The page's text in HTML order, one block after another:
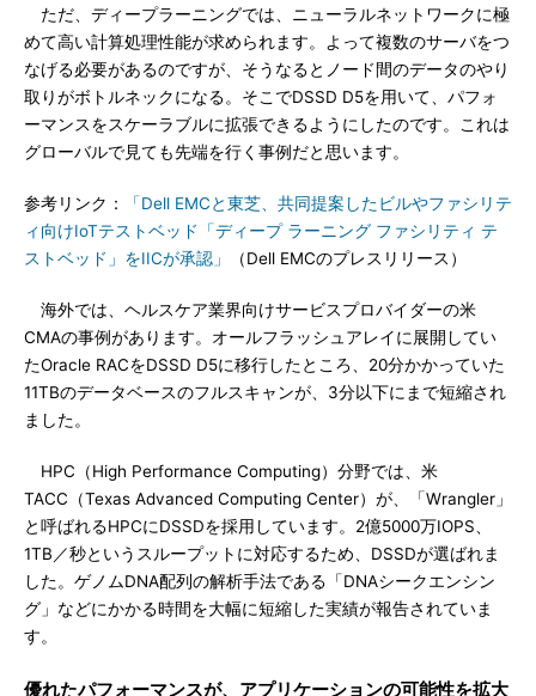
ただ、ディープラーニングでは、ニューラルネットワークに極
めて高い計算処理性能が求められます。よって複数のサーバをつ
なげる必要があるのですが、そうなるとノード間のデータのやり
取りがボトルネックになる。そこでDSSD D5を用いて、パフォ
ーマンスをスケーラブルに拡張できるようにしたのです。これは
グローバルで見ても先端を行く事例だと思います。
参考リンク：
「Dell EMCと東芝、共同提案したビルやファシリテ
ィ向けIoTテストベッド「ディープ ラーニング ファシリティ テ
ストベッド」をIICが承認」
（Dell EMCのプレスリリース）
海外では、ヘルスケア業界向けサービスプロバイダーの米
CMAの事例があります。オールフラッシュアレイに展開してい
たOracle RACをDSSD D5に移行したところ、20分かかっていた
11TBのデータベースのフルスキャンが、3分以下にまで短縮され
ました。
HPC（High Performance Computing）分野では、米
TACC（Texas Advanced Computing Center）が、「Wrangler」
と呼ばれるHPCにDSSDを採用しています。2億5000万IOPS、
1TB／秒というスループットに対応するため、DSSDが選ばれま
した。ゲノムDNA配列の解析手法である「DNAシークエンシン
グ」などにかかる時間を大幅に短縮した実績が報告されていま
す。
優れたパフォーマンスが、アプリケーションの可能性を拡大